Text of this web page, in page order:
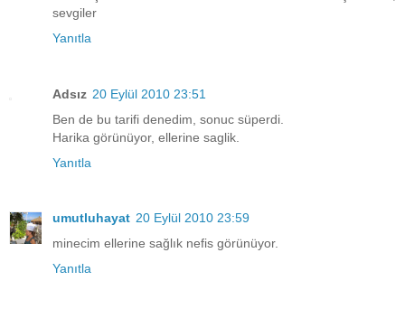
sevgiler
Yanıtla
Adsız 20 Eylül 2010 23:51
Ben de bu tarifi denedim, sonuc süperdi.
Harika görünüyor, ellerine saglik.
Yanıtla
umutluhayat 20 Eylül 2010 23:59
minecim ellerine sağlık nefis görünüyor.
Yanıtla